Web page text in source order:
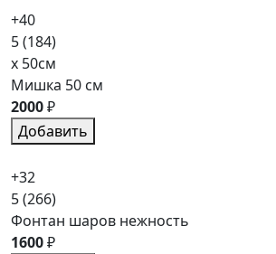
+40
5(184)
x 50см
Мишка 50 см
2000₽
Добавить
+32
5(266)
Фонтан шаров нежность
1600₽